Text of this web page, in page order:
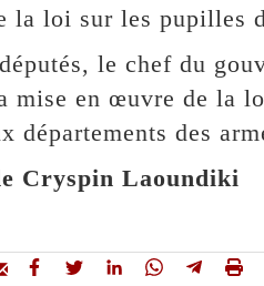
la loi sur les pupilles
le chef du
mise en œuvre de la
départements des
Cryspin Laoundiki